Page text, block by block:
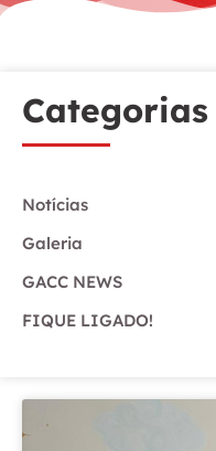
Categorias
Notícias
Galeria
GACC NEWS
FIQUE LIGADO!